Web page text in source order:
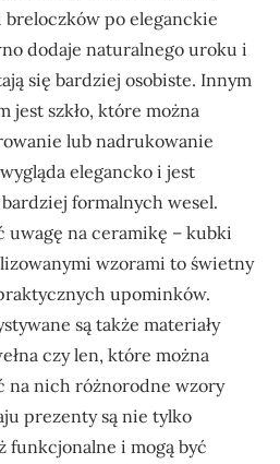
po eleganckie
dodaje naturalnego uroku i
się bardziej osobiste. Innym
jest szkło, które można
lub nadrukowanie
elegancko i jest
formalnych wesel.
na ceramikę – kubki
wzorami to świetny
upominków.
są także materiały
czy len, które można
na nich różnorodne wzory
prezenty są nie tylko
funkcjonalne i mogą być